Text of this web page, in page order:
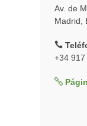
Av. de
Madrid,
+34